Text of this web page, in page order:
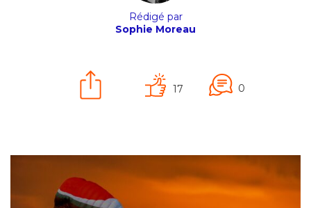
Rédigé par
Sophie Moreau
17 0